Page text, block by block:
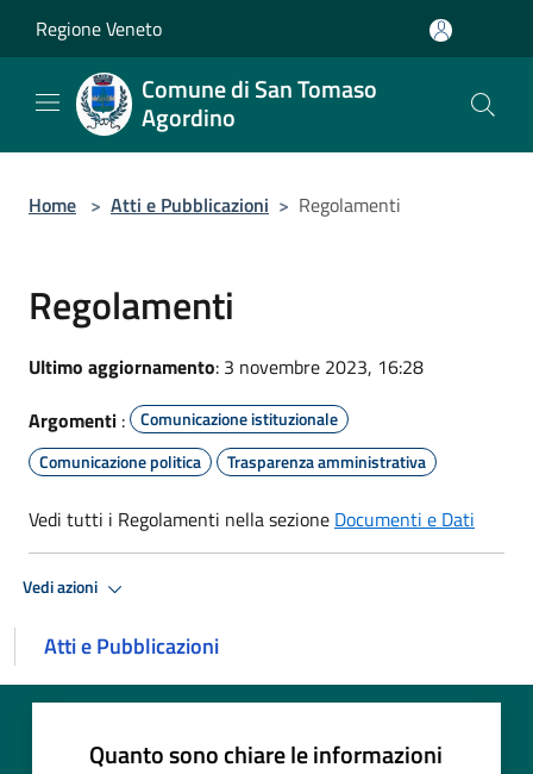
Regione Veneto
Comune di San Tomaso
Agordino
Home > Atti e Pubblicazioni > Regolamenti
Regolamenti
Ultimo aggiornamento: 3 novembre 2023, 16:28
Argomenti :
Comunicazione istituzionale
Comunicazione politica
Trasparenza amministrativa
Vedi tutti i Regolamenti nella sezione Documenti e Dati
Vedi azioni
Atti e Pubblicazioni
Quanto sono chiare le informazioni